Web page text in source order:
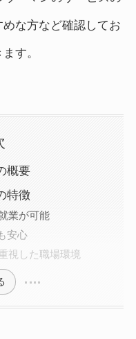
な方など確認してお
す。
概要
特徴
業が可能
安心
視した職場環境